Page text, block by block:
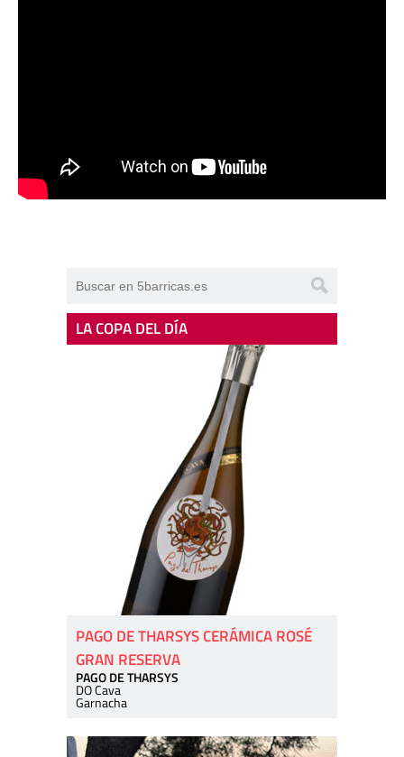
LA COPA DEL DÍA
PAGO DE THARSYS CERÁMICA ROSÉ
GRAN RESERVA
PAGO DE THARSYS
DO Cava
Garnacha